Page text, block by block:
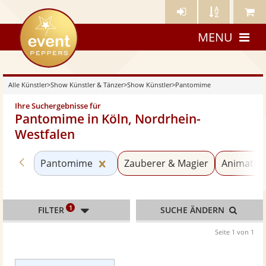
Künstler- Künstler Meine
eventpeppers
MENU
Alle Künstler>Show Künstler & Tänzer>Show Künstler>Pantomime
Ihre Suchergebnisse für
Pantomime in Köln, Nordrhein-
Westfalen
Zurück zu «Show Künstler»
Pantomime Kategorie «Pantomime»
Zauberer & Magier
FILTER 1 SUCHE ÄNDERN
Seite 1 von 1